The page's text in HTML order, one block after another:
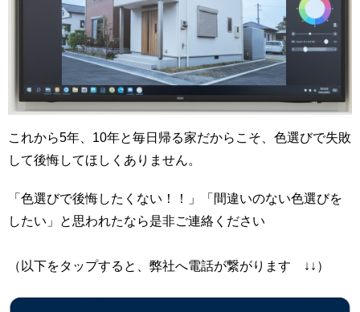
これから5年、10年と毎日帰る家だからこそ、色選びで失敗
して後悔してほしくありません。
「色選びで後悔したくない！！」「間違いのない色選びを
したい」と思われたなら是非ご連絡ください
（以下をタップすると、弊社へ電話が繋がります ↓↓）